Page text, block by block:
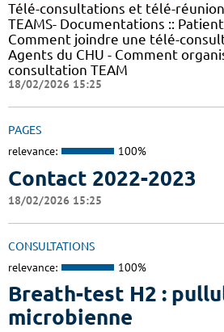
Télé-consultations et télé-
TEAMS- Documentations ::
Comment joindre une télé-
Agents du CHU - Comment
consultation TEAM
18/02/2026 15:25
PAGES
relevance: 100%
Contact 2022-2023
18/02/2026 15:25
CONSULTATIONS
relevance: 100%
Breath-test H2 :
microbienne